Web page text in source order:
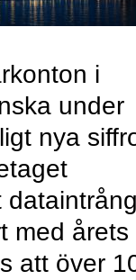
i
under
nya
med årets
att över